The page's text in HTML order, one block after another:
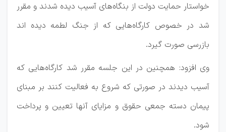
خواستار حمایت دولت از بنگاه‌های آسیب دیده شدند و مقرر
شد در خصوص کارگاه‌هایی که از جنگ لطمه دیده اند
بازرسی صورت گیرد.
وی افزود: همچنین در این جلسه مقرر شد کارگاه‌هایی که
آسیب دیدند در صورتی که شروع به فعالیت کنند بر مبنای
پیمان دسته جمعی حقوق و مزایای آنها تعیین و پرداخت
شود.